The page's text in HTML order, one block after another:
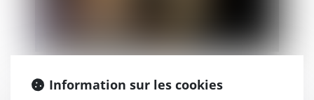
Information sur les cookies